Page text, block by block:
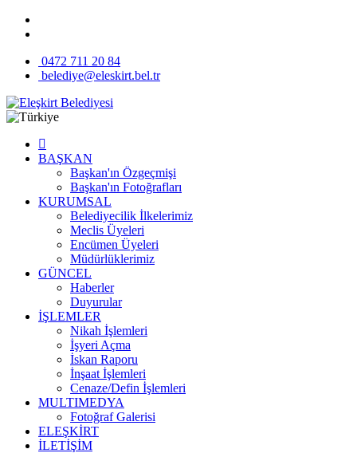
0472 711 20 84
belediye@eleskirt.bel.tr
BAŞKAN
Başkan'ın Özgeçmişi
Başkan'ın Fotoğrafları
KURUMSAL
Belediyecilik İlkelerimiz
Meclis Üyeleri
Encümen Üyeleri
Müdürlüklerimiz
GÜNCEL
Haberler
Duyurular
İŞLEMLER
Nikah İşlemleri
İşyeri Açma
İskan Raporu
İnşaat İşlemleri
Cenaze/Defin İşlemleri
MULTIMEDYA
Fotoğraf Galerisi
ELEŞKİRT
İLETİŞİM